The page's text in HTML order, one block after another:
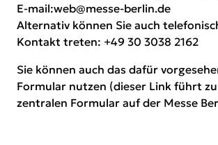
E-mail:web@messe-berlin.de
Alternativ können Sie auch
Kontakt treten: +49 30 3038 2162
Sie können auch das dafür
Formular nutzen (dieser Link führt
zentralen Formular auf der Messe